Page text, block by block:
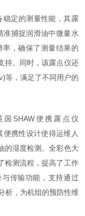
稳定的测量性能，其露
捕捉润滑油中微量水
，确保了测量结果的
持。同时，该露点仪还
等，满足了不同用户的
SHAW便携露点仪
便携性设计使得运维人
的湿度检测。全彩色大
检测流程，提高了工作
传输功能，支持通过
析，为机组的预防性维